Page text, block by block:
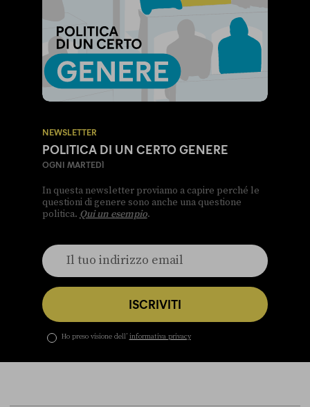
NEWSLETTER
POLITICA DI UN CERTO GENERE
OGNI MARTEDÌ
In questa newsletter proviamo a capire perché le
questioni di genere sono anche una questione
politica. Qui un esempio.
ISCRIVITI
Ho preso visione dell’ informativa privacy